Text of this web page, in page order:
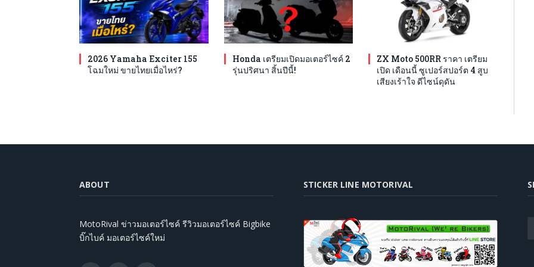
2026 Yamaha Exciter 155
โฉมใหม่ ขายไทยเมื่อไหร่?
Honda เตรียมเปิดมอเตอร์ไซค์ 2
รุ่นปริศนา สิ้นปีนี้!
ZX Moto 500RR ราคา เตรียม
เปิด เดือนนี้ ซูเปอร์สปอร์ต 4 สูบ
เสียงเร้าใจ ดีไซน์ดุดัน
ABOUT
MotoRival ข่าวมอเตอร์ไซค์ รีวิวมอเตอร์ไซค์ Bigbike
บิ๊กไบค์ มอเตอร์ไซค์ใหม่
STICKER LINE MOTORIVAL